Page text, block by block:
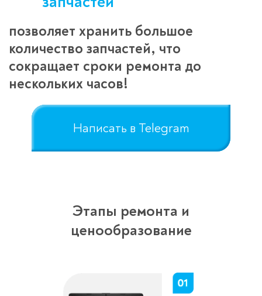
позволяет хранить большое
количество запчастей, что
сокращает сроки ремонта до
нескольких часов!
Написать в Telegram
Этапы ремонта и
ценообразование